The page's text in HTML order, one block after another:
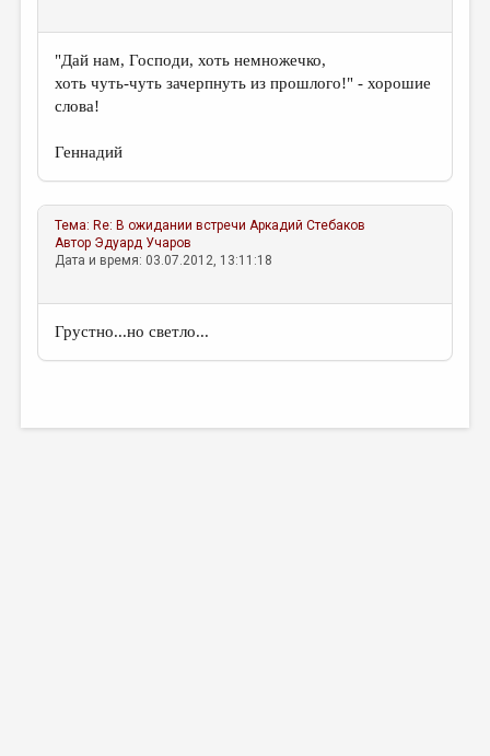
"Дай нам, Господи, хоть немножечко,
хоть чуть-чуть зачерпнуть из прошлого!" - хорошие
слова!
Геннадий
Тема: Re: В ожидании встречи Аркадий Стебаков
Автор Эдуард Учаров
Дата и время: 03.07.2012, 13:11:18
Грустно...но светло...